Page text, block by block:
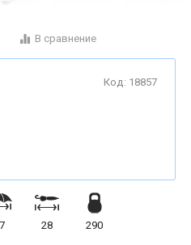
В сравнение
Код: 18857
28 290